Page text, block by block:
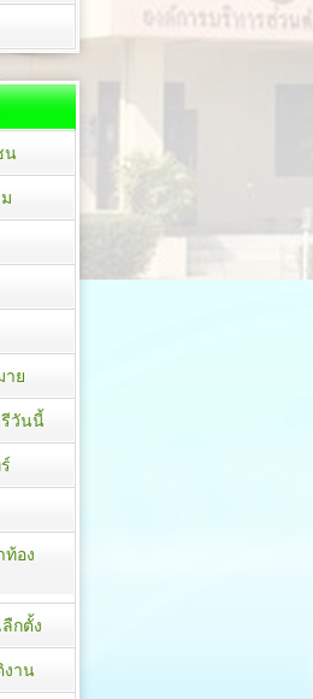
น
าย
รีวันนี้
อง
กตั้ง
งาน